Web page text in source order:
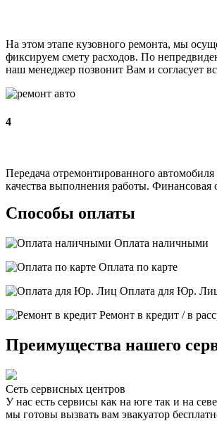
На этом этапе кузовного ремонта, мы
фиксируем смету расходов. По
наш менеджер позвонит Вам и согласует
4
Передача отремонтированного
качества выполнения работы. Финансовая
Способы оплаты
Оплата наличными
Оплата по карте
Оплата для Юр.
Ремонт в кредит / в
Преимущества нашего
Сеть сервисных центров
У нас есть сервисы как на юге так и на
мы готовы вызвать вам эвакуатор